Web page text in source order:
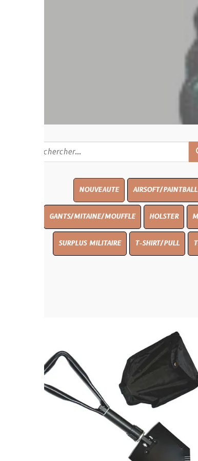
AIRSOFT/PAINTBALL RATIONS
GANTS/MITAINE/MOUFFLE HOLSTER MEDAILLES/
SURPLUS MILITAIRE T-SHIRT/PULL TOUT PAYS